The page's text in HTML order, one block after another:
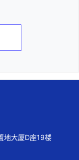
地大厦D座19楼